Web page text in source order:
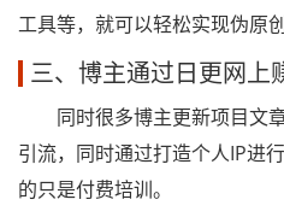
工具等，就可以轻松实现伪原创
三、博主通过日更网上
同时很多博主更新项目文
引流，同时通过打造个人IP进
的只是付费培训。